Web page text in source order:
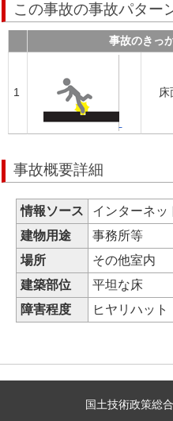
この事故の事故パター
事故のきっ
1
事故概要詳細
情報ソース
インターネッ
建物用途
事務所等
場所
その他室内
建築部位
平坦な床
障害程度
ヒヤリハット
国土技術政策総